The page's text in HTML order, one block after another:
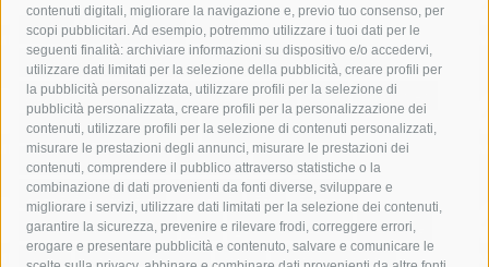
contenuti digitali, migliorare la navigazione e, previo tuo consenso, per
scopi pubblicitari. Ad esempio, potremmo utilizzare i tuoi dati per le
seguenti finalità: archiviare informazioni su dispositivo e/o accedervi,
utilizzare dati limitati per la selezione della pubblicità, creare profili per
la pubblicità personalizzata, utilizzare profili per la selezione di
pubblicità personalizzata, creare profili per la personalizzazione dei
contenuti, utilizzare profili per la selezione di contenuti personalizzati,
misurare le prestazioni degli annunci, misurare le prestazioni dei
contenuti, comprendere il pubblico attraverso statistiche o la
combinazione di dati provenienti da fonti diverse, sviluppare e
migliorare i servizi, utilizzare dati limitati per la selezione dei contenuti,
garantire la sicurezza, prevenire e rilevare frodi, correggere errori,
erogare e presentare pubblicità e contenuto, salvare e comunicare le
acqua allerta meteo
anas
area marina protetta di punta campanella
arresto
Asl Napoli 3 sud
capitaneria di porto capri
carabinieri
castellammare di stabia
circumvesuviana
comune di sorrento
concerto
contagi
costiera amalfitana
covid-19 eav
elezioni
fondazione sorrento
gori guardia costiera
incidente
lavori
lorenzo balducelli mare massa lubrense